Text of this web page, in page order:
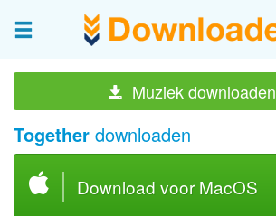
Muziek downloaden
Afbeeldingen & fotografie
Beheren en bekijken
Afbeelding & foto bewerken
Foto apps
Screenshots Maken
Together downloaden
Download voor MacOS